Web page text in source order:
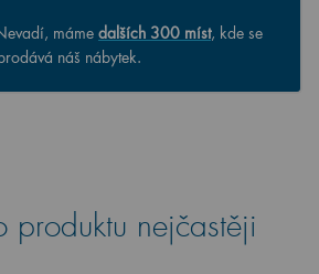
máme dalších 300 míst, kde se
náš nábytek.
produktu nejčastěji